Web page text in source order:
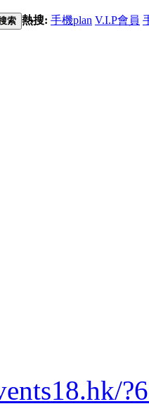
索 熱搜: 手機plan V.I.P會員